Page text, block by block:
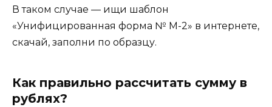
В таком случае — ищи шаблон
«Унифицированная форма № М-2» в интернете,
скачай, заполни по образцу.
Как правильно рассчитать сумму в
рублях?